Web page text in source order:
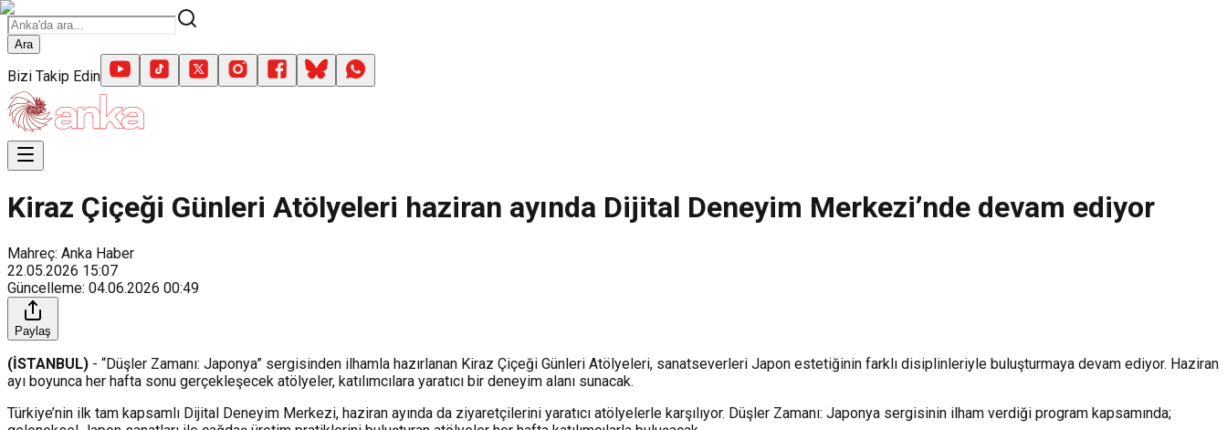
Ara
Bizi Takip Edin
Kiraz Çiçeği Günleri Atölyeleri haziran ayında Dijital Deneyim Merkezi’nde devam ediyor
Mahreç: Anka Haber
22.05.2026 15:07
Güncelleme: 04.06.2026 00:49
Paylaş
(İSTANBUL) - “Düşler Zamanı: Japonya” sergisinden ilhamla hazırlanan Kiraz Çiçeği Günleri Atölyeleri, sanatseverleri Japon estetiğinin farklı disiplinleriyle buluşturmaya devam ediyor. Haziran
ayı boyunca her hafta sonu gerçekleşecek atölyeler, katılımcılara yaratıcı bir deneyim alanı sunacak.
Türkiye’nin ilk tam kapsamlı Dijital Deneyim Merkezi, haziran ayında da ziyaretçilerini yaratıcı atölyelerle karşılıyor. Düşler Zamanı: Japonya sergisinin ilham verdiği program kapsamında;